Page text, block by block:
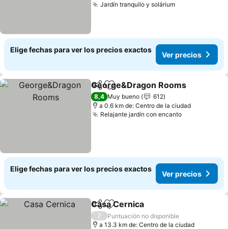
Jardín tranquilo y soláriumVer precios
Elige fechas para ver los precios exactos
Ver precios
CompartirAgregar a favoritos
George&Dragon Rooms
8,4 Muy bueno
612
a 0.6 km de: Centro de la ciudad
Relajante jardín con encantoVer precios
Elige fechas para ver los precios exactos
Ver precios
CompartirAgregar a favoritos
Casa Cernica
/
Puntuación no disponible
a 13.3 km de: Centro de la ciudad